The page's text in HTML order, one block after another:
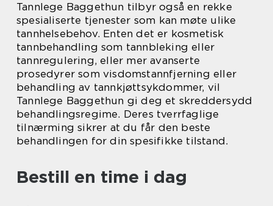
Tannlege Baggethun tilbyr også en rekke
spesialiserte tjenester som kan møte ulike
tannhelsebehov. Enten det er kosmetisk
tannbehandling som tannbleking eller
tannregulering, eller mer avanserte
prosedyrer som visdomstannfjerning eller
behandling av tannkjøttsykdommer, vil
Tannlege Baggethun gi deg et skreddersydd
behandlingsregime. Deres tverrfaglige
tilnærming sikrer at du får den beste
behandlingen for din spesifikke tilstand.
Bestill en time i dag